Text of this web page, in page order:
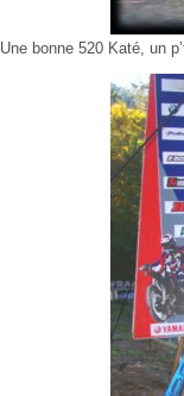
Une bonne 520 Katé, un